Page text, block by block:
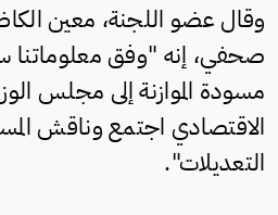
وقال عضو اللجنة، معين
صحفي، إنه "وفق معلوماتنا
مسودة الموازنة إلى مجلس
الاقتصادي اجتمع وناقش
التعديلات".